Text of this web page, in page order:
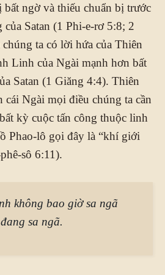
bất ngờ và thiếu chuẩn bị trước
Satan (1 Phi-e-rơ 5:8; 2
ta có lời hứa của Thiên
Linh của Ngài mạnh hơn bất
Satan (1 Giăng 4:4). Thiên
cái Ngài mọi điều chúng ta cần
kỳ cuộc tấn công thuộc linh
Phao-lô gọi đây là “khí giới
sô 6:11).
không bao giờ sa ngã
sa ngã.